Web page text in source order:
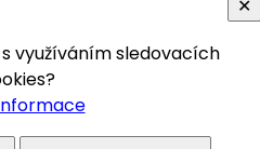
využíváním sledovacích
✕